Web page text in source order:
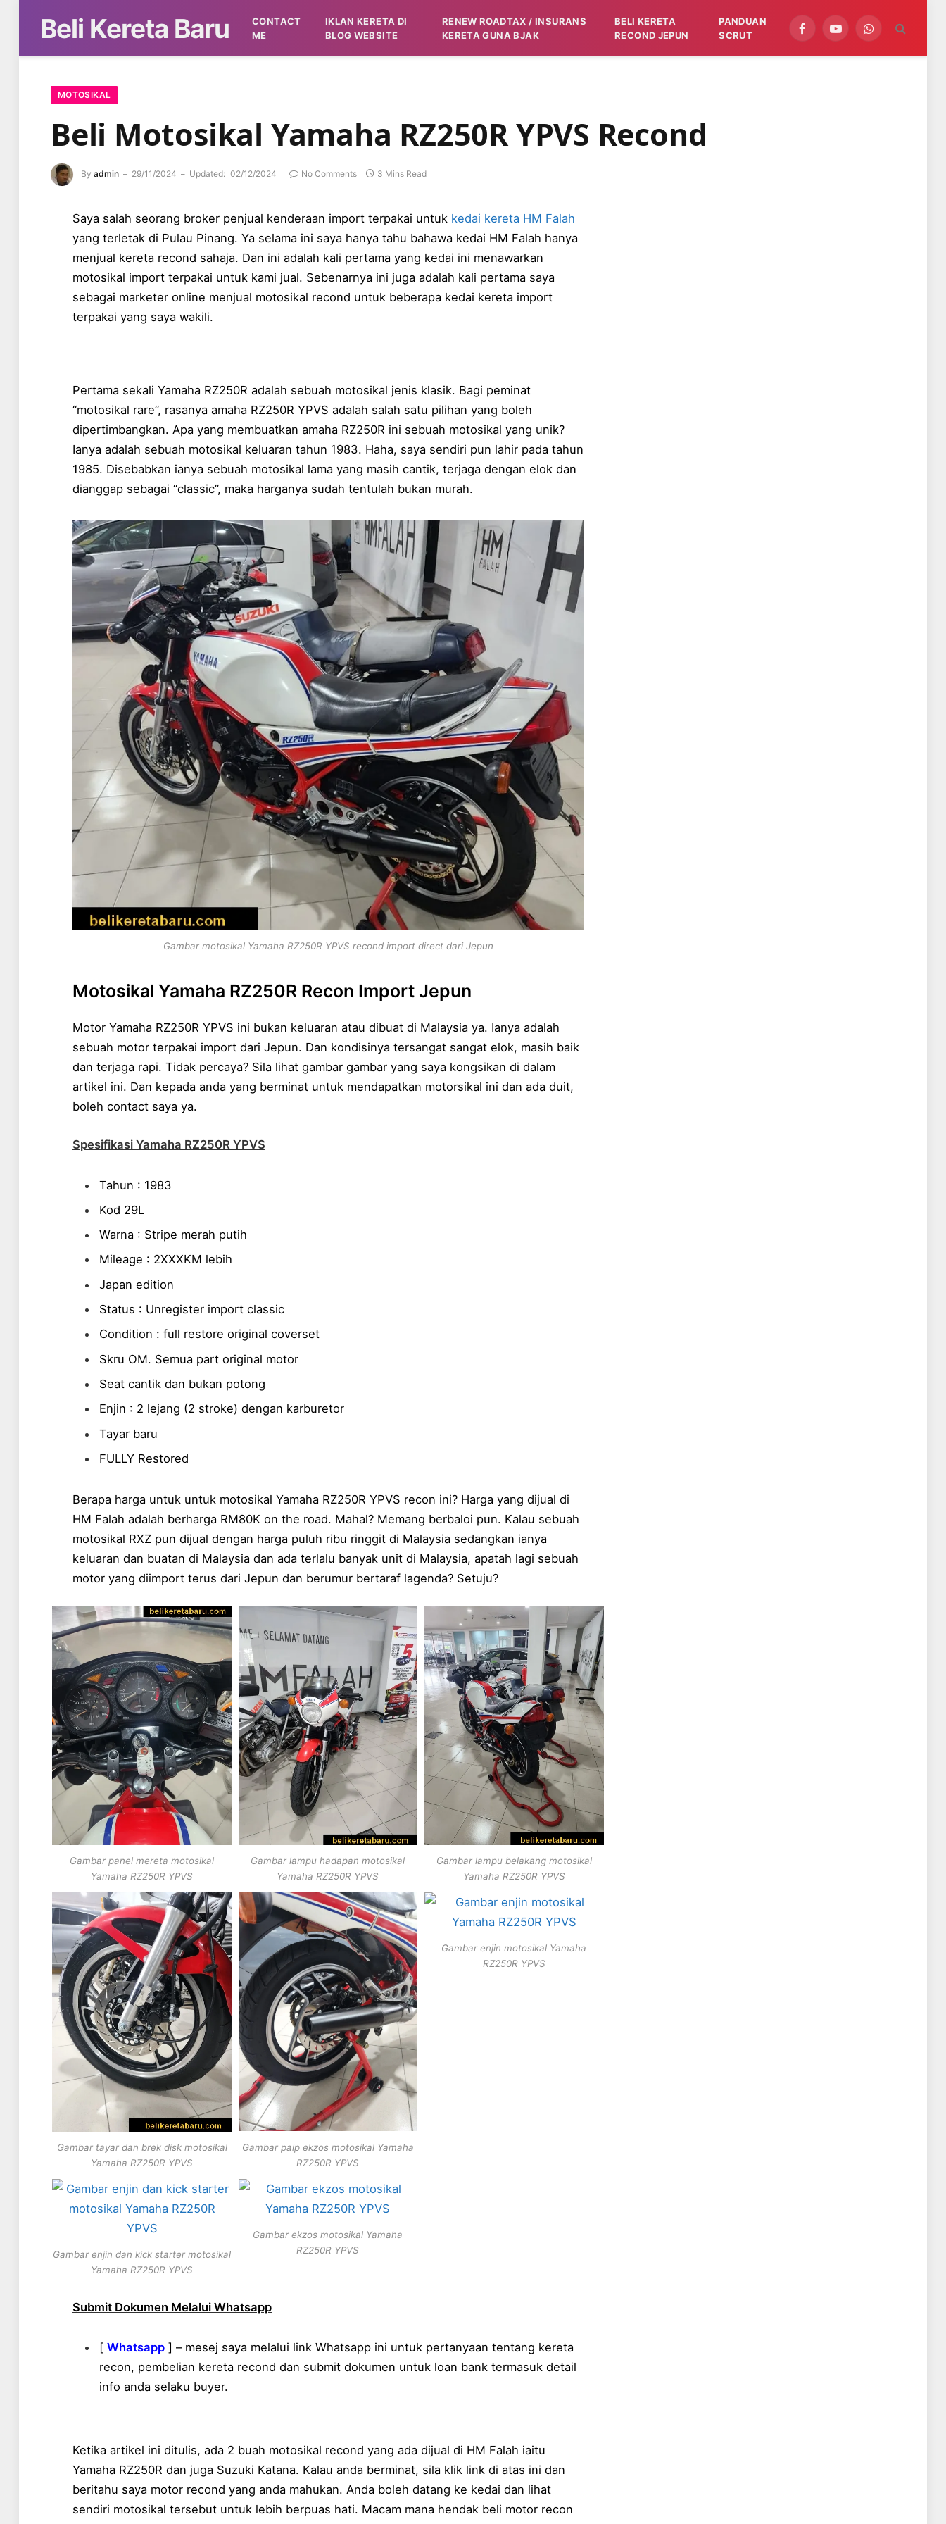
Beli Kereta Baru
CONTACT
ME
IKLAN KERETA DI
BLOG WEBSITE
RENEW ROADTAX / INSURANS
KERETA GUNA BJAK
BELI KERETA
RECOND JEPUN
PANDUAN
SCRUT
FacebookYouTubeWhatsApp
MOTOSIKAL
Beli Motosikal Yamaha RZ250R YPVS Recond
By admin 29/11/2024 Updated: 02/12/2024 No Comments 3 Mins Read
Saya salah seorang broker penjual kenderaan import terpakai untuk kedai kereta HM Falah
yang terletak di Pulau Pinang. Ya selama ini saya hanya tahu bahawa kedai HM Falah hanya
menjual kereta recond sahaja. Dan ini adalah kali pertama yang kedai ini menawarkan
motosikal import terpakai untuk kami jual. Sebenarnya ini juga adalah kali pertama saya
sebagai marketer online menjual motosikal recond untuk beberapa kedai kereta import
terpakai yang saya wakili.
Pertama sekali Yamaha RZ250R adalah sebuah motosikal jenis klasik. Bagi peminat
“motosikal rare”, rasanya amaha RZ250R YPVS adalah salah satu pilihan yang boleh
dipertimbangkan. Apa yang membuatkan amaha RZ250R ini sebuah motosikal yang unik?
Ianya adalah sebuah motosikal keluaran tahun 1983. Haha, saya sendiri pun lahir pada tahun
1985. Disebabkan ianya sebuah motosikal lama yang masih cantik, terjaga dengan elok dan
dianggap sebagai “classic”, maka harganya sudah tentulah bukan murah.
Gambar motosikal Yamaha RZ250R YPVS recond import direct dari Jepun
Motosikal Yamaha RZ250R Recon Import Jepun
Motor Yamaha RZ250R YPVS ini bukan keluaran atau dibuat di Malaysia ya. Ianya adalah
sebuah motor terpakai import dari Jepun. Dan kondisinya tersangat sangat elok, masih baik
dan terjaga rapi. Tidak percaya? Sila lihat gambar gambar yang saya kongsikan di dalam
artikel ini. Dan kepada anda yang berminat untuk mendapatkan motorsikal ini dan ada duit,
boleh contact saya ya.
Spesifikasi Yamaha RZ250R YPVS
Tahun : 1983
Kod 29L
Warna : Stripe merah putih
Mileage : 2XXXKM lebih
Japan edition
Status : Unregister import classic
Condition : full restore original coverset
Skru OM. Semua part original motor
Seat cantik dan bukan potong
Enjin : 2 lejang (2 stroke) dengan karburetor
Tayar baru
FULLY Restored
Berapa harga untuk untuk motosikal Yamaha RZ250R YPVS recon ini? Harga yang dijual di
HM Falah adalah berharga RM80K on the road. Mahal? Memang berbaloi pun. Kalau sebuah
motosikal RXZ pun dijual dengan harga puluh ribu ringgit di Malaysia sedangkan ianya
keluaran dan buatan di Malaysia dan ada terlalu banyak unit di Malaysia, apatah lagi sebuah
motor yang diimport terus dari Jepun dan berumur bertaraf lagenda? Setuju?
Gambar panel mereta motosikal
Yamaha RZ250R YPVS
Gambar lampu hadapan motosikal
Yamaha RZ250R YPVS
Gambar lampu belakang motosikal
Yamaha RZ250R YPVS
Gambar tayar dan brek disk motosikal
Yamaha RZ250R YPVS
Gambar paip ekzos motosikal Yamaha
RZ250R YPVS
Gambar enjin motosikal Yamaha
RZ250R YPVS
Gambar enjin dan kick starter motosikal
Yamaha RZ250R YPVS
Gambar ekzos motosikal Yamaha
RZ250R YPVS
Submit Dokumen Melalui Whatsapp
[ Whatsapp ] – mesej saya melalui link Whatsapp ini untuk pertanyaan tentang kereta
recon, pembelian kereta recond dan submit dokumen untuk loan bank termasuk detail
info anda selaku buyer.
Ketika artikel ini ditulis, ada 2 buah motosikal recond yang ada dijual di HM Falah iaitu
Yamaha RZ250R dan juga Suzuki Katana. Kalau anda berminat, sila klik link di atas ini dan
beritahu saya motor recond yang anda mahukan. Anda boleh datang ke kedai dan lihat
sendiri motosikal tersebut untuk lebih berpuas hati. Macam mana hendak beli motor recon